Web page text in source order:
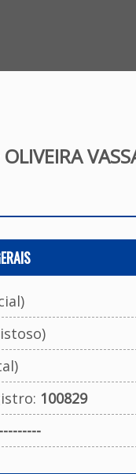
100829